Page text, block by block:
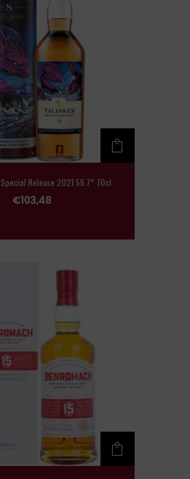
Release 2021 59.7° 70cl
€103,48